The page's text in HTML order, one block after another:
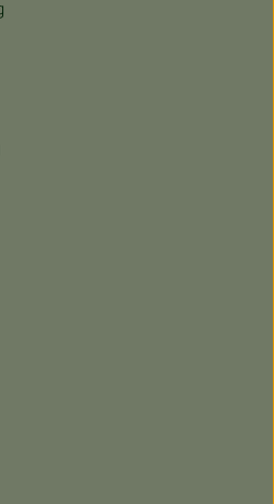
hofbauernhof/
www.facebook.com/